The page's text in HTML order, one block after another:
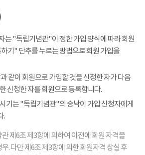
는 "독립기념관"이 정한 가입 양식에 따라 회원
기" 단추를 누르는 방법으로 회원 가입을
같이 회원으로 가입할 것을 신청한 자가 다음
신청한 자를 회원으로 등록합니다.
기는 "독립기념관"의 승낙이 가입 신청자에게
.
제6조 제3항에 의하여 이전에 회원 자격을
. 다만 제6조 제3항에 의한 회원자격 상실 후